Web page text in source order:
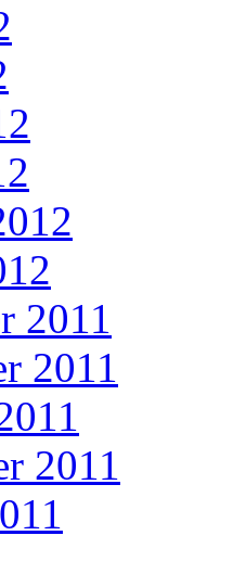
2011
2011
2011